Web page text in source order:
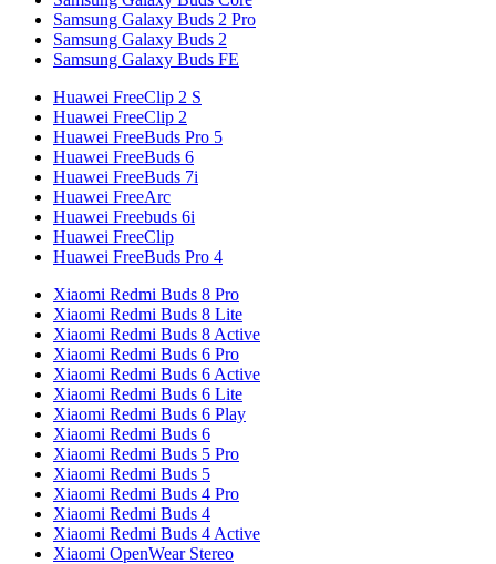
Samsung Galaxy Buds 2 Pro
Samsung Galaxy Buds 2
Samsung Galaxy Buds FE
Huawei FreeClip 2 S
Huawei FreeClip 2
Huawei FreeBuds Pro 5
Huawei FreeBuds 6
Huawei FreeBuds 7i
Huawei FreeArc
Huawei Freebuds 6i
Huawei FreeClip
Huawei FreeBuds Pro 4
Xiaomi Redmi Buds 8 Pro
Xiaomi Redmi Buds 8 Lite
Xiaomi Redmi Buds 8 Active
Xiaomi Redmi Buds 6 Pro
Xiaomi Redmi Buds 6 Active
Xiaomi Redmi Buds 6 Lite
Xiaomi Redmi Buds 6 Play
Xiaomi Redmi Buds 6
Xiaomi Redmi Buds 5 Pro
Xiaomi Redmi Buds 5
Xiaomi Redmi Buds 4 Pro
Xiaomi Redmi Buds 4
Xiaomi Redmi Buds 4 Active
Xiaomi OpenWear Stereo